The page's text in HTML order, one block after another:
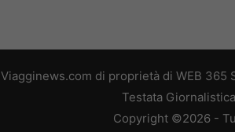
Viagginews.com di proprietà di WEB 365
Testata
Copyright ©2026 -